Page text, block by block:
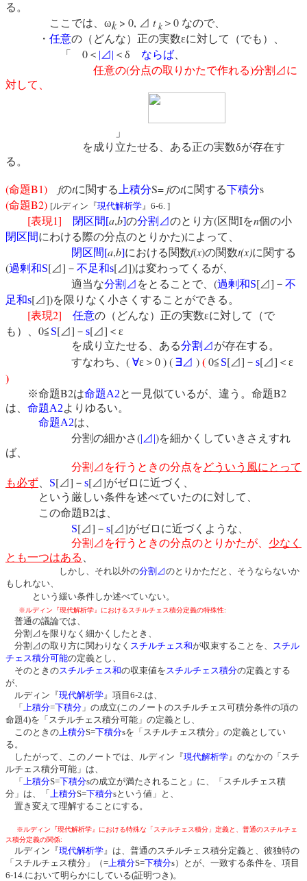
る。
ここでは、ωk > 0, ⊿ tk ＞ 0 なので、
・ 任意の（どんな）正の実数εに対して（でも）、
「 0 ＜ | ⊿| ＜δ ならば
任意の(分点の取りかたで作れる)分割⊿に
対して、
」
を成り立たせる、ある正の実数δが存在す
る。
(命題B1) fのtに関する 上積分S=fのtに関する下積分s
(命題B2) [ルディン『現代解析学』6-6. ]
[表現 1] 閉区間[a,b]の分割⊿のとり方(区間Iをn個の小
閉区間にわける際の分点のとりかた)によって、
閉区間[a,b]における関数f(x)の関数t(x)に関する
(過剰和S[⊿] － 不足和s[⊿])は変わってくるが、
適当な分割⊿ をとることで、 (過剰和S[⊿] － 不
足和s[⊿])を限りなく小さくすることができる。
[表現2] 任意の（どんな）正の実数εに対して（で
も）、 0≦ S[⊿] － s[⊿] ＜ε
を成り立たせる、ある分割⊿が存在する。
すなわち、 ( ∀ε＞ 0 ) ( ∃ ⊿ )(0≦ S[⊿] － s[⊿] ＜ε
)
※命題B2は命題A2と一見似ているが、違う。命題B2
は、 命題A2よりゆるい。
命題A2は、
分割の細かさ(| ⊿|)を細かくしていきさえすれ
ば、
分割⊿ を行うときの分点をどういう風にとって
も必ず
S[⊿] － s[⊿]がゼロに近づく、
という厳しい条件を述べていたのに対して、
この命題B2は、
S[⊿] － s[⊿]がゼロに近づくような、
分割⊿ を行うときの分点のとりかたが、 少なく
とも一つはある
しかし、それ以外の分割⊿のとりかただと、そうならないか
もしれない、
という緩い条件しか述べていない。
※ルディン『現代解析学』におけるスチルチェス積分定義の特殊性:
普通の議論では、
分割⊿を限りなく細かくしたとき、
分割⊿の取り方に関わりなく スチルチェス和が収束することを、 スチル
チェス積分可能の定義とし、
そのときのスチルチェス和の収束値をスチルチェス積分の定義とする
が、
ルディン『現代解析学』項目6-2.は、
「 上積分=下積分 」の成立(このノートのスチルチェス可積分条件の項の
命題4)を「スチルチェス積分可能」の定義とし、
このときの上積分S=下積分sを「スチルチェス積分」の定義としてい
る。
したがって、このノートでは、ルディン『現代解析学』のなかの「スチ
ルチェス積分可能」は、
「 上積分S=下積分sの成立が満たされること」に、「スチルチェス積
分」は、「 上積分S=下積分sという値」と、
置き変えて理解することにする。
※ルディン『現代解析学』における特殊な「スチルチェス積分」定義と、普通のスチルチェ
ス積分定義の関係:
ルディン『現代解析学』は、普通のスチルチェス積分定義と、彼独特の
「スチルチェス積分」（=上積分S=下積分s）とが、一致する条件を、項目
6-14.において明らかにしている(証明つき)。